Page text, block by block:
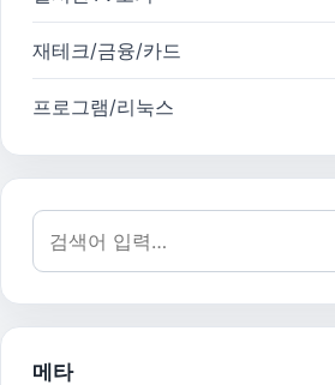
재테크/금융/카드
프로그램/리눅스
검색어:
메타